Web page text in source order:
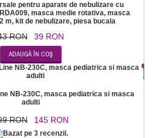
pentru aparate de nebulizare cu
masca medie rotativa, masca
m, kit de nebulizare, piesa bucala
RON 39 RON
NB-230C, masca pediatrica si masca
adulti
RON 145 RON